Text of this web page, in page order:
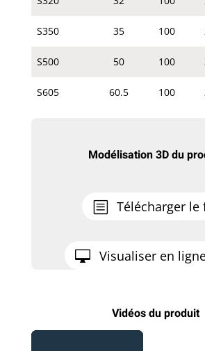
S350 35 100
S500 50 100
S605 60.5 100
Modélisation 3D du
Télécharger le
Visualiser en
Vidéos du produit